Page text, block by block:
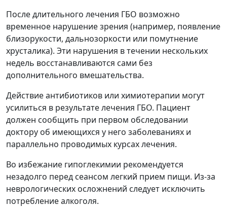
После длительного лечения ГБО возможно
временное нарушение зрения (например, появление
близорукости, дальнозоркости или помутнение
хрусталика). Эти нарушения в течении нескольких
недель восстанавливаются сами без
дополнительного вмешательства.
Действие антибиотиков или химиотерапии могут
усилиться в результате лечения ГБО. Пациент
должен сообщить при первом обследовании
доктору об имеющихся у него заболеваниях и
параллельно проводимых курсах лечения.
Во избежание гипоглекимии рекомендуется
незадолго перед сеансом легкий прием пищи. Из-за
неврологических осложнений cледует исключить
потребление алкоголя.